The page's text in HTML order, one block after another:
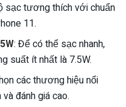
sạc tương thích với chuẩn
11.
: Để có thể sạc nhanh,
suất ít nhất là 7.5W.
các thương hiệu nổi
đánh giá cao.